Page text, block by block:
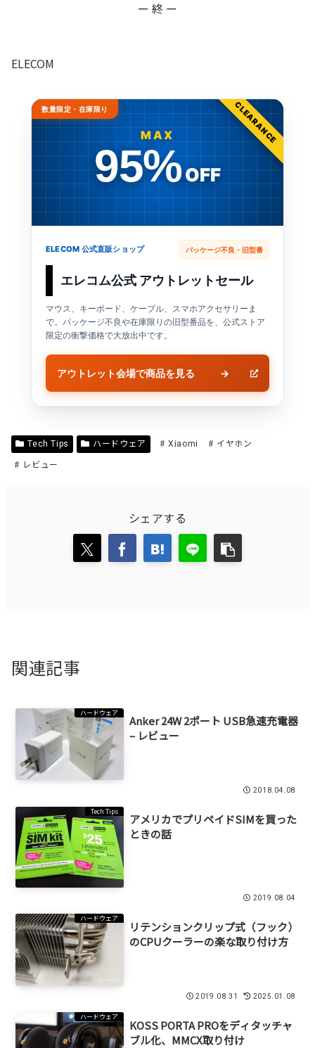
ー 終 ー
ELECOM
数量限定・在庫限り CLEARANCE
MAX
95%OFF
ELECOM 公式直販ショップ パッケージ不良・旧型番
エレコム公式 アウトレットセール
マウス、キーボード、ケーブル、スマホアクセサリーま
で。パッケージ不良や在庫限りの旧型番品を、公式ストア
限定の衝撃価格で大放出中です。
アウトレット会場で商品を見る →
Tech Tips ハードウェア Xiaomi イヤホン
レビュー
シェアする
関連記事
ハードウェア
Anker 24W 2ポート USB急速充電器
– レビュー
2018.04.08
Tech Tips
アメリカでプリペイドSIMを買った
ときの話
2019.08.04
ハードウェア
リテンションクリップ式（フック）
のCPUクーラーの楽な取り付け方
2019.08.31 2025.01.08
ハードウェア
KOSS PORTA PROをディタッチャ
ブル化、MMCX取り付け